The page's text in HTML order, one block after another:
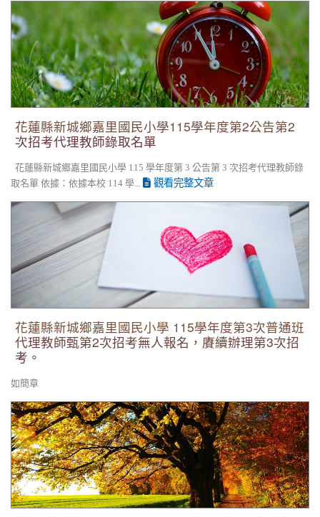
花蓮縣新城鄉嘉里國民小學115學年度第2公告第2次招考代理教
師錄取名單
花蓮縣新城鄉嘉里國民小學115學年度第2公告第2
次招考代理教師錄取名單
花蓮縣新城鄉嘉里國民小學 115 學年度第 3 公告第 3 次招考代理教師錄
取名單 依據：依據本校 114 學...
觀看完整文章
花蓮縣新城鄉嘉里國民小學 115學年度第3次普通班代理教師甄
第2次招考無人報名，賡續辦理第3次招考。
花蓮縣新城鄉嘉里國民小學 115學年度第3次普通班
代理教師甄第2次招考無人報名，賡續辦理第3次招
考。
如簡章
花蓮縣新城鄉嘉里國民小學 115學年度第3次普通班代理教師甄
第1次招考無人報名，賡續辦理第2次招考。